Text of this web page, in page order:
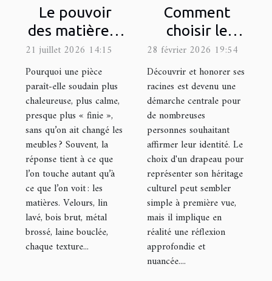
Le pouvoir
des matières :
comment les
textures
influencent
l’ambiance
21 juillet 2026 14:15
Pourquoi une pièce
paraît-elle soudain plus
chaleureuse, plus calme,
presque plus « finie »,
sans qu’on ait changé les
meubles ? Souvent, la
réponse tient à ce que
l’on touche autant qu’à
ce que l’on voit : les
matières. Velours, lin
lavé, bois brut, métal
brossé, laine bouclée,
chaque texture...
Comment
choisir le
drapeau
représentatif
de votre
héritage
culturel ?
28 février 2026 19:54
Découvrir et honorer ses
racines est devenu une
démarche centrale pour
de nombreuses
personnes souhaitant
affirmer leur identité. Le
choix d'un drapeau pour
représenter son héritage
culturel peut sembler
simple à première vue,
mais il implique en
réalité une réflexion
approfondie et
nuancée....